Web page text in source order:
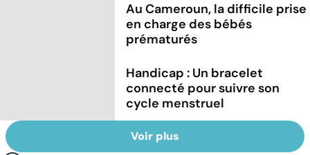
Au Cameroun, la difficile prise
en charge des bébés
prématurés
Handicap : Un bracelet
connecté pour suivre son
cycle menstruel
Voir plus